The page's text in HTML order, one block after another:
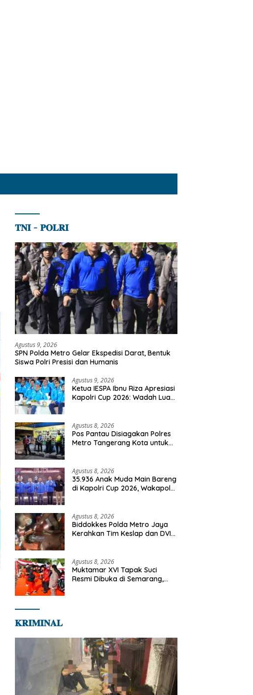
𝐓𝐍𝐈 – 𝐏𝐎𝐋𝐑𝐈
Agustus 9, 2026
SPN Polda Metro Gelar Ekspedisi Darat, Bentuk
Siswa Polri Presisi dan Humanis
Agustus 9, 2026
Ketua IESPA Ibnu Riza Apresiasi
Kapolri Cup 2026: Wadah Luar
Agustus 8, 2026
Pos Pantau Disiagakan Polres
Metro Tangerang Kota untuk
Agustus 8, 2026
35.936 Anak Muda Main Bareng
di Kapolri Cup 2026, Wakapolri:
Agustus 8, 2026
Biddokkes Polda Metro Jaya
Kerahkan Tim Keslap dan DVI
Agustus 8, 2026
Muktamar XVI Tapak Suci
Resmi Dibuka di Semarang,
𝐊𝐑𝐈𝐌𝐈𝐍𝐀𝐋